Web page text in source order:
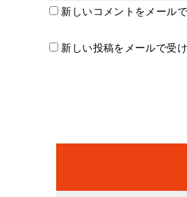
新しいコメントをメール
新しい投稿をメールで受